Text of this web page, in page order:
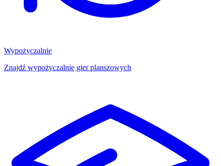
Wypożyczalnie
Znajdź wypożyczalnię gier planszowych